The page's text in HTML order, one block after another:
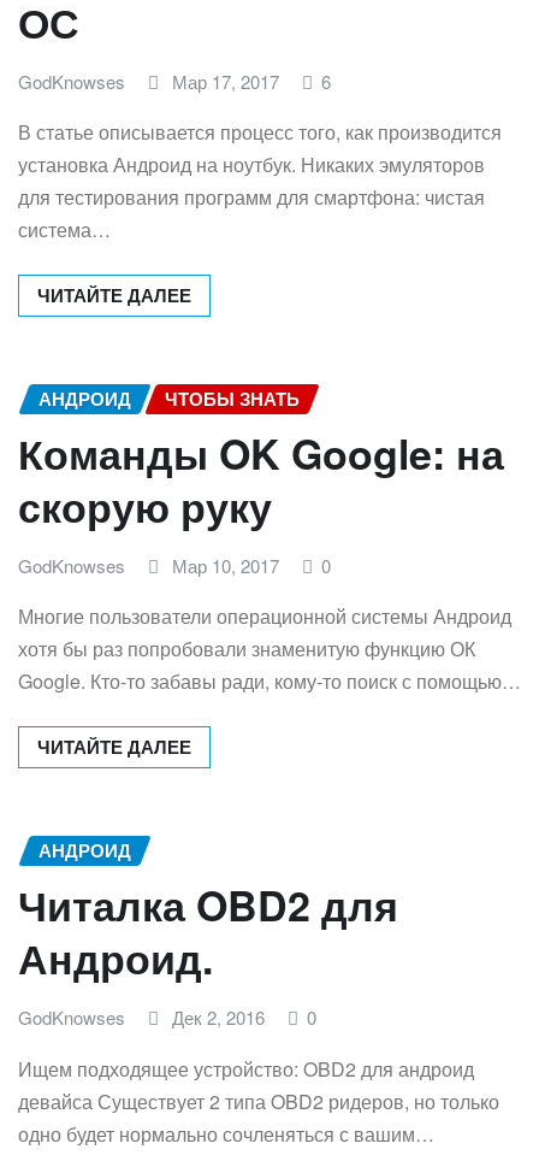
ОС
GodKnowses Мар 17, 2017 6
В статье описывается процесс того, как производится
установка Андроид на ноутбук. Никаких эмуляторов
для тестирования программ для смартфона: чистая
система…
ЧИТАЙТЕ ДАЛЕЕ
АНДРОИД ЧТОБЫ ЗНАТЬ
Команды OK Google: на
скорую руку
GodKnowses Мар 10, 2017 0
Многие пользователи операционной системы Андроид
хотя бы раз попробовали знаменитую функцию ОК
Google. Кто-то забавы ради, кому-то поиск с помощью…
ЧИТАЙТЕ ДАЛЕЕ
АНДРОИД
Читалка OBD2 для
Андроид.
GodKnowses Дек 2, 2016 0
Ищем подходящее устройство: OBD2 для андроид
девайса Существует 2 типа OBD2 ридеров, но только
одно будет нормально сочленяться с вашим…